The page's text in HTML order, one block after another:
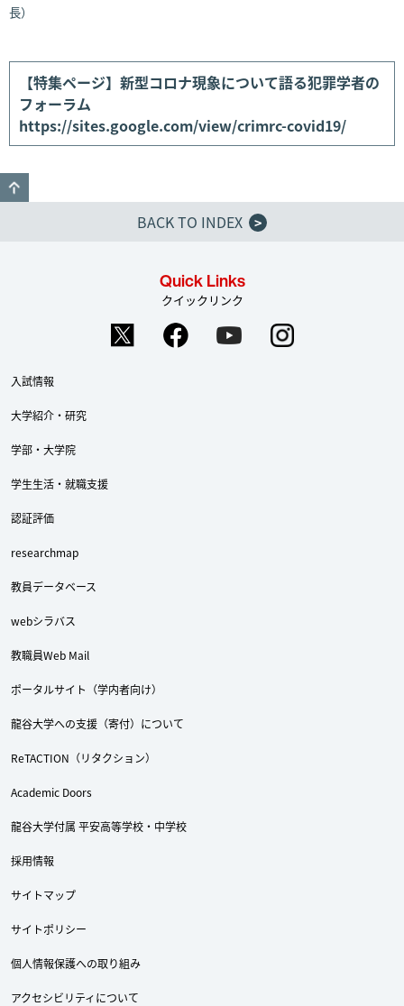
長）
【特集ページ】新型コロナ現象について語る犯罪学者の
フォーラム
https://sites.google.com/view/crimrc-covid19/
BACK TO INDEX
>
Quick Links
クイックリンク
入試情報
大学紹介・研究
学部・大学院
学生生活・就職支援
認証評価
researchmap
教員データベース
webシラバス
教職員Web Mail
ポータルサイト（学内者向け）
龍谷大学への支援（寄付）について
ReTACTION（リタクション）
Academic Doors
龍谷大学付属 平安高等学校・中学校
採用情報
サイトマップ
サイトポリシー
個人情報保護への取り組み
アクセシビリティについて